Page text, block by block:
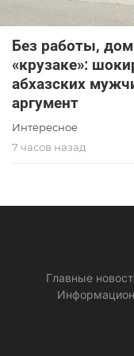
Без работы,
«крузаке»:
абхазских
аргумент
Интересное
7 часов назад
Главные